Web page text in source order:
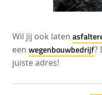
Wil jij ook laten
een wegenbouwbedrijf?
juiste adres!